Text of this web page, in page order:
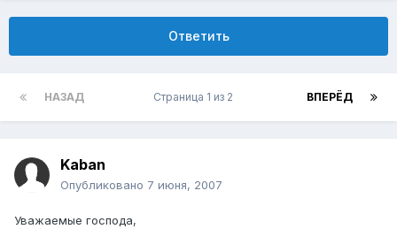
Ответить
НАЗАД ВПЕРЁД
Страница 1 из 2
Kaban
Опубликовано 7 июня, 2007
Уважаемые господа,